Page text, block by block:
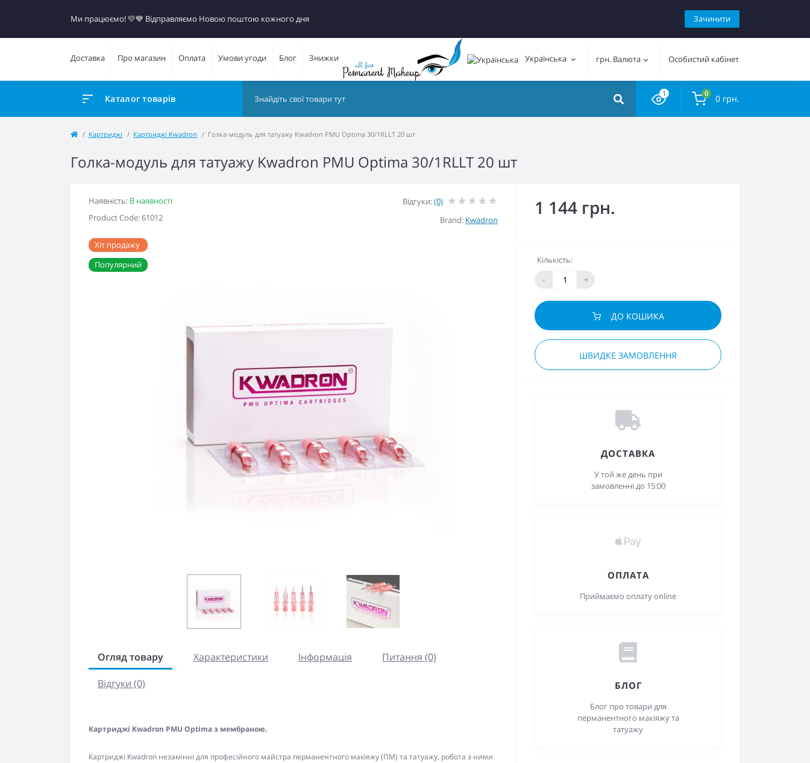
Ми працюємо! 💛​💙 Відправляємо Новою поштою кожного дня Зачинити
Доставка Про магазин Оплата Умови угоди Блог Знижки Українська грн. Валюта Особистий кабінет
Каталог товарів 1 0 0 грн.
Картриджі Картриджі Kwadron Голка-модуль для татуажу Kwadron PMU Optima 30/1RLLT 20 шт
Голка-модуль для татуажу Kwadron PMU Optima 30/1RLLT 20 шт
Наявність: В наявності
Product Code: 61012
Відгуки:(0)
Brand: Kwadron
Хіт продажу
Популярний
Огляд товару Характеристики Інформація
Питання (0)
Відгуки (0)
Картриджі Kwadron PMU Optima з мембраною.
Картриджі Kwadron незамінні для професійного майстра перманентного макіяжу (ПМ) та татуажу, робота з ними
1 144 грн.
Кількість:
-
+
ДО КОШИКА
ШВИДКЕ ЗАМОВЛЕННЯ
ДОСТАВКА
У той же день при
замовленні до 15:00
ОПЛАТА
Приймаємо оплату online
БЛОГ
Блог про товари для
перманентного макіяжу та
татуажу